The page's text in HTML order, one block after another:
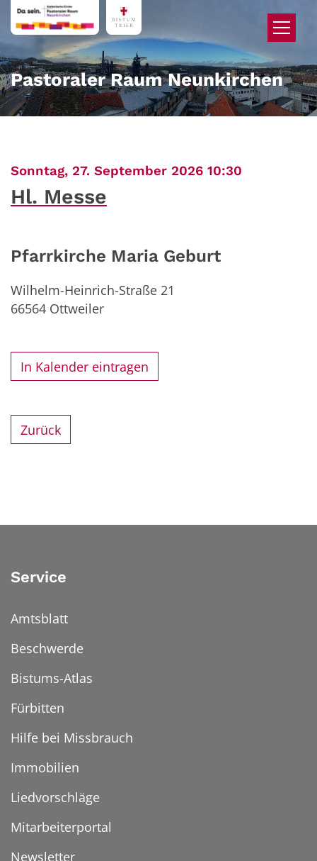
Zum Inhalt springen
Pastoraler Raum Neunkirchen
Sonntag, 27. September 2026 10:30
Hl. Messe
Pfarrkirche Maria Geburt
Wilhelm-Heinrich-Straße 21
66564 Ottweiler
In Kalender eintragen
Zurück
Service
Amtsblatt
Beschwerde
Bistums-Atlas
Fürbitten
Hilfe bei Missbrauch
Immobilien
Liedvorschläge
Mitarbeiterportal
Newsletter